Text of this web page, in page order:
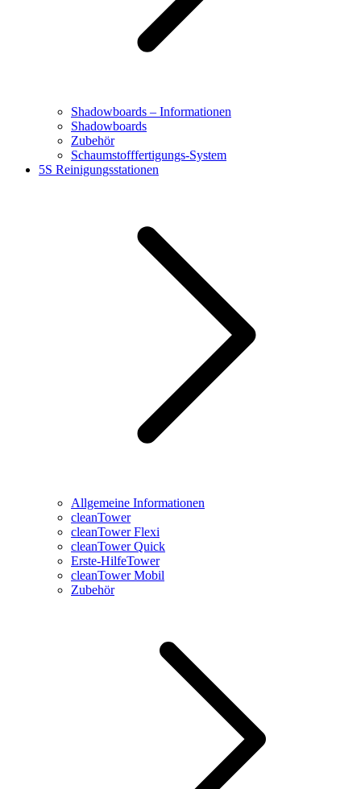
Shadowboards – Informationen
Shadowboards
Zubehör
Schaumstofffertigungs-System
5S Reinigungsstationen
Allgemeine Informationen
cleanTower
cleanTower Flexi
cleanTower Quick
Erste-HilfeTower
cleanTower Mobil
Zubehör